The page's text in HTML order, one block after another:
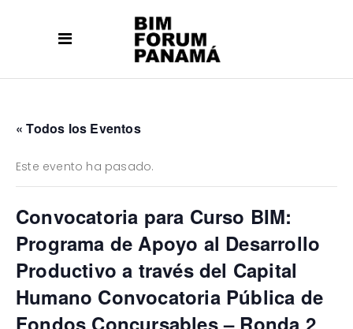
« Todos los Eventos
Este evento ha pasado.
Convocatoria para Curso BIM:
Programa de Apoyo al Desarrollo
Productivo a través del Capital
Humano Convocatoria Pública de
Fondos Concursables – Ronda 2